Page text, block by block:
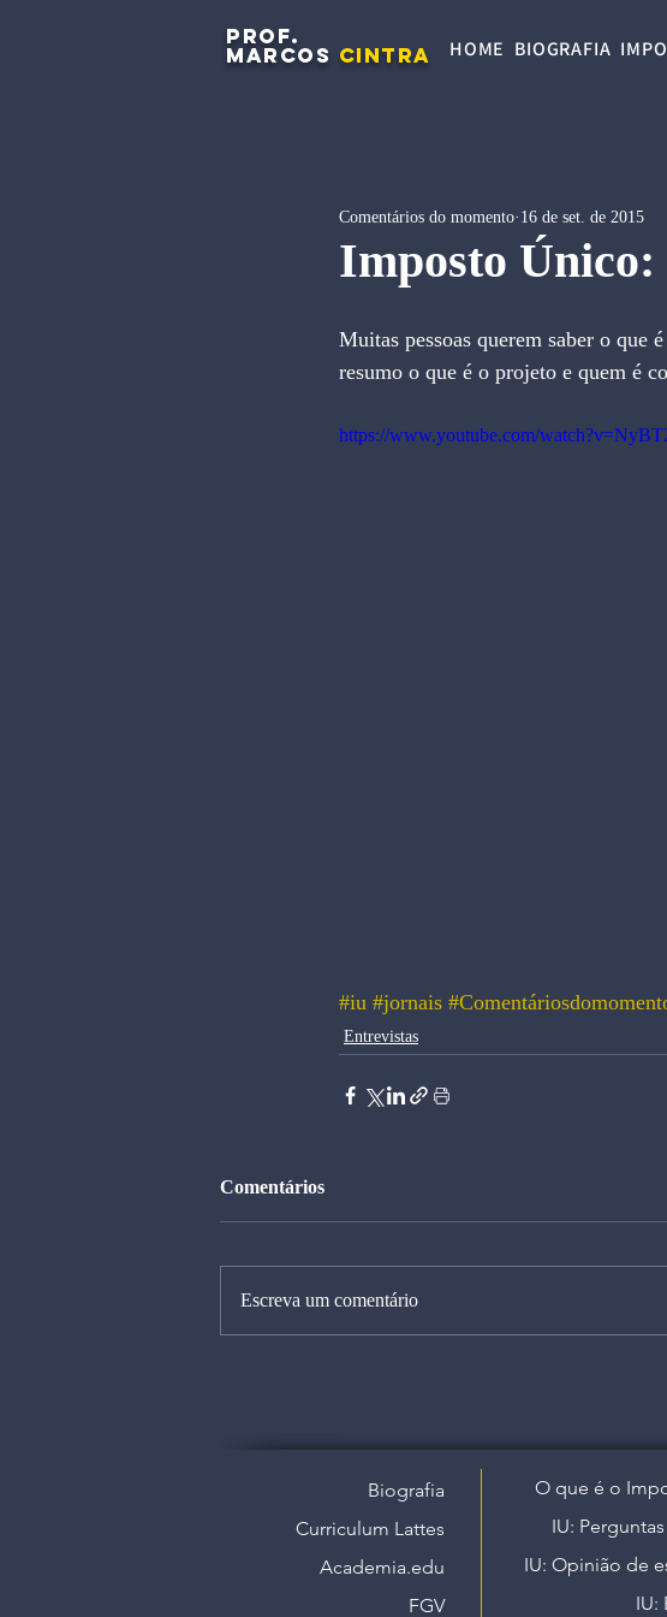
PROF.
MARCOS CINTRA HOME BIOGRAFIA
Imposto Único:
Comentários do momento 16 de set. de 2015
Muitas pessoas querem saber o que
resumo o que é o projeto e quem é
https://www.youtube.com/
#iu #jornais
Entrevistas
Comentários
Escreva um comentário
Biografia
Curriculum Lattes
Academia.edu
FGV
O que é o
IU:
IU: Opinião de
IU: